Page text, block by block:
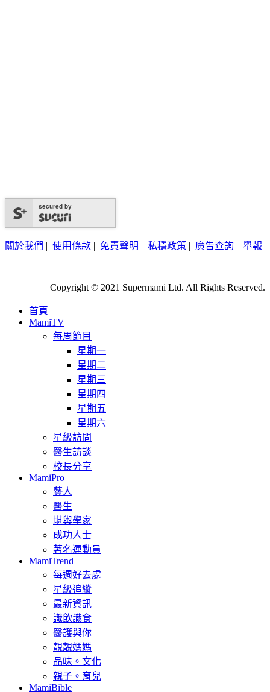
secured by
關於我們 | 使用條款 | 免責聲明 | 私穩政策 | 廣告查詢 | 舉報
Copyright © 2021 Supermami Ltd. All Rights Reserved.
首頁
MamiTV
每周節目
星期一
星期二
星期三
星期四
星期五
星期六
星級訪問
醫生訪談
校長分享
MamiPro
藝人
醫生
堪輿學家
成功人士
著名運動員
MamiTrend
每週好去處
星級追縱
最新資訊
識飲識食
醫護與你
靚靚媽媽
品味。文化
親子。育兒
MamiBible